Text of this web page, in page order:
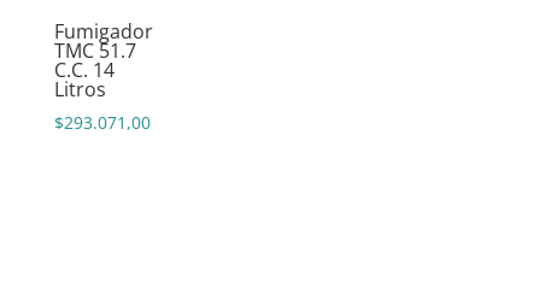
Fumigador
TMC 51.7
C.C. 14
Litros
$293.071,00